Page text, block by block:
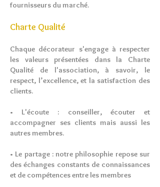
fournisseurs du marché.
Charte Qualité
Chaque décorateur s'engage à respecter
les valeurs présentées dans la Charte
Qualité de l'association, à savoir, le
respect, l’excellence, et la satisfaction des
clients.
• L'écoute : conseiller, écouter et
accompagner ses clients mais aussi les
autres membres.
• Le partage : notre philosophie repose sur
des échanges constants de connaissances
et de compétences entre les membres